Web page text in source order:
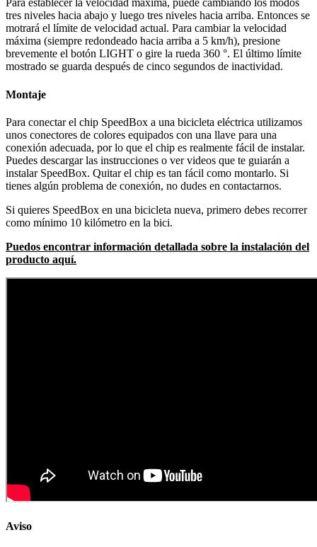
Para establecer la velocidad máxima, puede cambiando los modos
tres niveles hacia abajo y luego tres niveles hacia arriba. Entonces se
motrará el límite de velocidad actual. Para cambiar la velocidad
máxima (siempre redondeado hacia arriba a 5 km/h), presione
brevemente el botón LIGHT o gire la rueda 360 °. El último límite
mostrado se guarda después de cinco segundos de inactividad.
Montaje
Para conectar el chip SpeedBox a una bicicleta eléctrica utilizamos
unos conectores de colores equipados con una llave para una
conexión adecuada, por lo que el chip es realmente fácil de instalar.
Puedes descargar las instrucciones o ver videos que te guiarán a
instalar SpeedBox. Quitar el chip es tan fácil como montarlo. Si
tienes algún problema de conexión, no dudes en contactarnos.
Si quieres SpeedBox en una bicicleta nueva, primero debes recorrer
como mínimo 10 kilómetro en la bici.
Puedos encontrar información detallada sobre la instalación del
producto aquí.
Aviso